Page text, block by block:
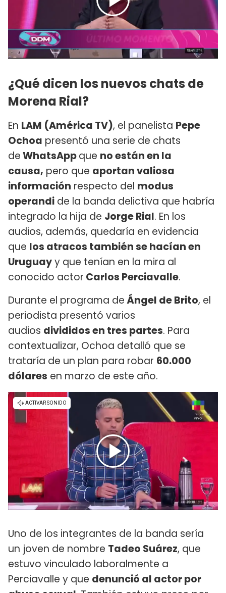
¿Qué dicen los nuevos chats de
Morena Rial?
En LAM (América TV), el panelista Pepe
Ochoa presentó una serie de chats
deWhatsAppque no están en la
causa, pero que aportan valiosa
información respecto del modus
operandi de la banda delictiva que habría
integrado la hija de Jorge Rial. En los
audios, además, quedaría en evidencia
que los atracos también se hacían en
Uruguayy que tenían en la mira al
conocido actor Carlos Perciavalle.
Durante el programa deÁngel de Brito, el
periodista presentó varios
audios divididos en tres partes. Para
contextualizar, Ochoa detalló que se
trataría de un plan para robar 60.000
dólares en marzo de este año.
Uno de los integrantes de la banda sería
un joven de nombre Tadeo Suárez, que
estuvo vinculado laboralmente a
Perciavalle y que denunció al actor por